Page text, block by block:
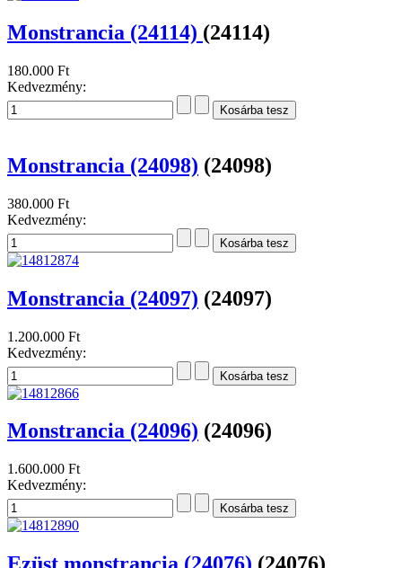
Monstrancia (24114) (24114)
180.000 Ft
Kedvezmény:
Monstrancia (24098) (24098)
380.000 Ft
Kedvezmény:
Monstrancia (24097) (24097)
1.200.000 Ft
Kedvezmény:
Monstrancia (24096) (24096)
1.600.000 Ft
Kedvezmény: